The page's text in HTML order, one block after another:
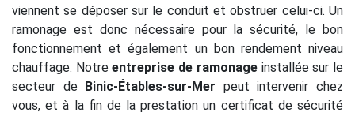
viennent se déposer sur le conduit et obstruer celui-ci. Un
ramonage est donc nécessaire pour la sécurité, le bon
fonctionnement et également un bon rendement niveau
chauffage. Notreentreprise de ramonageinstallée sur le
secteur de
Binic-Étables-sur-Mer peut intervenir chez
vous, et à la fin de la prestation un certificat de sécurité